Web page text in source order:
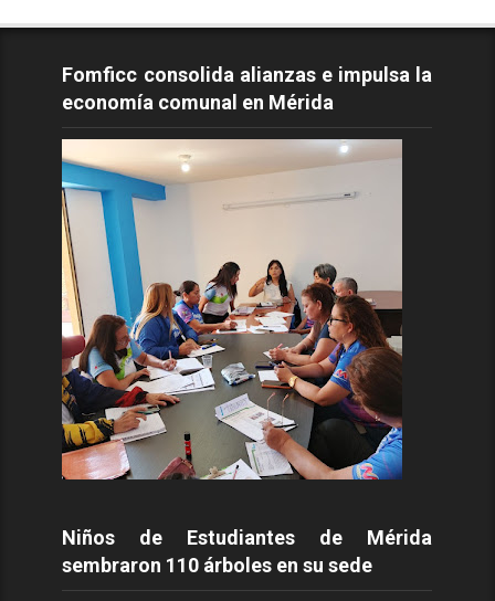
Fomficc consolida alianzas e impulsa la
economía comunal en Mérida
Niños de Estudiantes de Mérida
sembraron 110 árboles en su sede